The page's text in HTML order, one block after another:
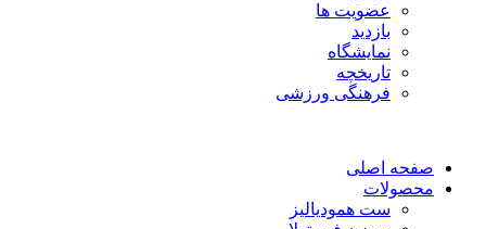
عضویت ها
بازدید
نمایشگاه
تاريخچه
فرهنگی ورزشی
صفحه اصلی
محصولات
ست همودیالیز